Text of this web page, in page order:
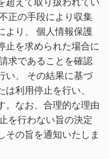
正の手段により収集
より、 個人情報保護
止を求められた場合に
求であることを確認
い、 その結果に基づ
利用停止を行い、
。なお、合理的な理由
を行わない旨の決定
その旨を通知いたしま